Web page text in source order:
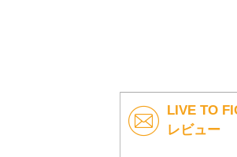
LIVE TO
レビュー